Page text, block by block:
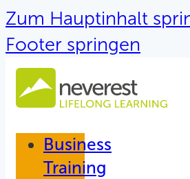
Zum Hauptinhalt
Footer springen
Business
Training